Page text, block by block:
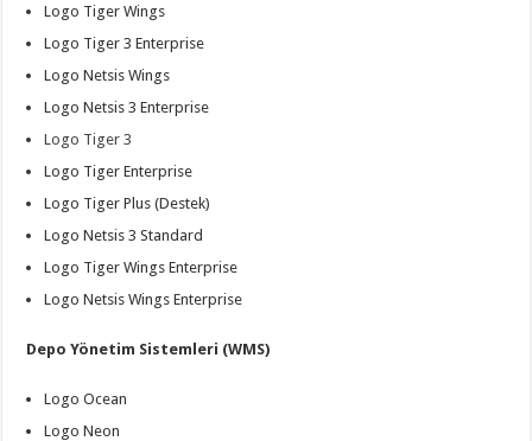
Logo Tiger Wings
Logo Tiger 3 Enterprise
Logo Netsis Wings
Logo Netsis 3 Enterprise
Logo Tiger 3
Logo Tiger Enterprise
Logo Tiger Plus (Destek)
Logo Netsis 3 Standard
Logo Tiger Wings Enterprise
Logo Netsis Wings Enterprise
Depo Yönetim Sistemleri (WMS)
Logo Ocean
Logo Neon